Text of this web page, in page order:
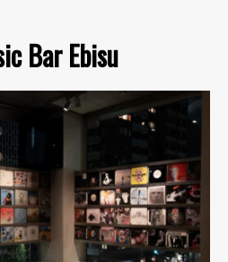
Bar Ebisu